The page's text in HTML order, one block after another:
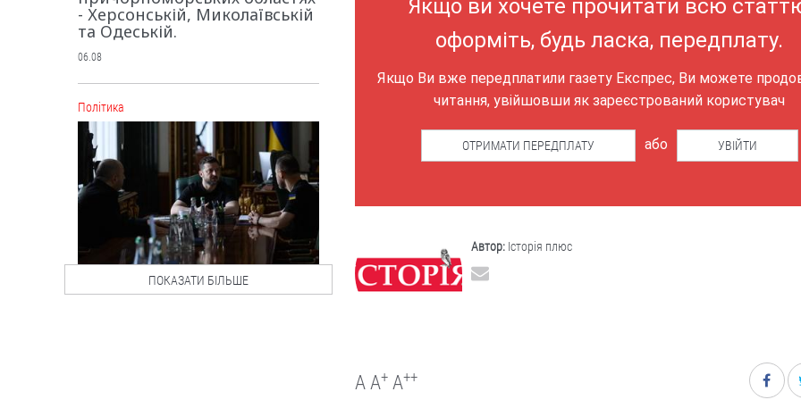
Якщо ви хочете прочитати всю
оформіть, будь ласка, передплату.
Якщо Ви вже передплатили газету Експрес, Ви можете
читання, увійшовши як зареєстрований користувач
ОТРИМАТИ ПЕРЕДПЛАТУ або УВІЙТИ
Автор: Історія плюс
A A+ A++
- Херсонській, Миколаївській
та Одеській.
06.08
Політика
ПОКАЗАТИ БІЛЬШЕ